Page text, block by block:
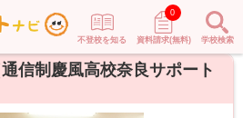
不登校を知る 資料請求(無料)
0
学校検索
信制慶風高校奈良サポート